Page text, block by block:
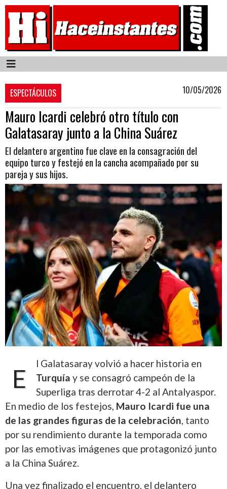
ESPECTÁCULOS 10/05/2026
Mauro Icardi celebró otro título con
Galatasaray junto a la China Suárez
El delantero argentino fue clave en la consagración del
equipo turco y festejó en la cancha acompañado por su
pareja y sus hijos.
E
l Galatasaray volvió a hacer historia en
Turquía y se consagró campeón de la
Superliga tras derrotar 4-2 al Antalyaspor.
En medio de los festejos, Mauro Icardi fue una
de las grandes figuras de la celebración, tanto
por su rendimiento durante la temporada como
por las emotivas imágenes que protagonizó junto
a la China Suárez.
Una vez finalizado el encuentro, el delantero